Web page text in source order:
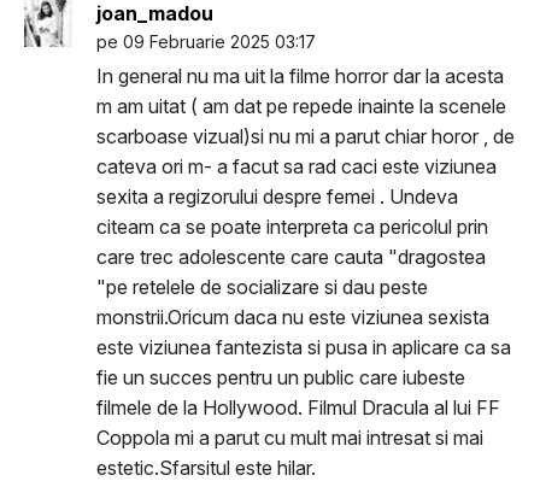
joan_madou
pe 09 Februarie 2025 03:17
In general nu ma uit la filme horror dar la acesta
m am uitat ( am dat pe repede inainte la scenele
scarboase vizual)si nu mi a parut chiar horor , de
cateva ori m- a facut sa rad caci este viziunea
sexita a regizorului despre femei . Undeva
citeam ca se poate interpreta ca pericolul prin
care trec adolescente care cauta "dragostea
"pe retelele de socializare si dau peste
monstrii.Oricum daca nu este viziunea sexista
este viziunea fantezista si pusa in aplicare ca sa
fie un succes pentru un public care iubeste
filmele de la Hollywood. Filmul Dracula al lui FF
Coppola mi a parut cu mult mai intresat si mai
estetic.Sfarsitul este hilar.